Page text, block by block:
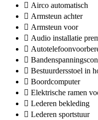
Airco automatisch
Armsteun achter
Armsteun voor
Audio installatie
Bestuurdersstoel in
Boordcomputer
Elektrische ramen
Lederen bekleding
Lederen sportstuur